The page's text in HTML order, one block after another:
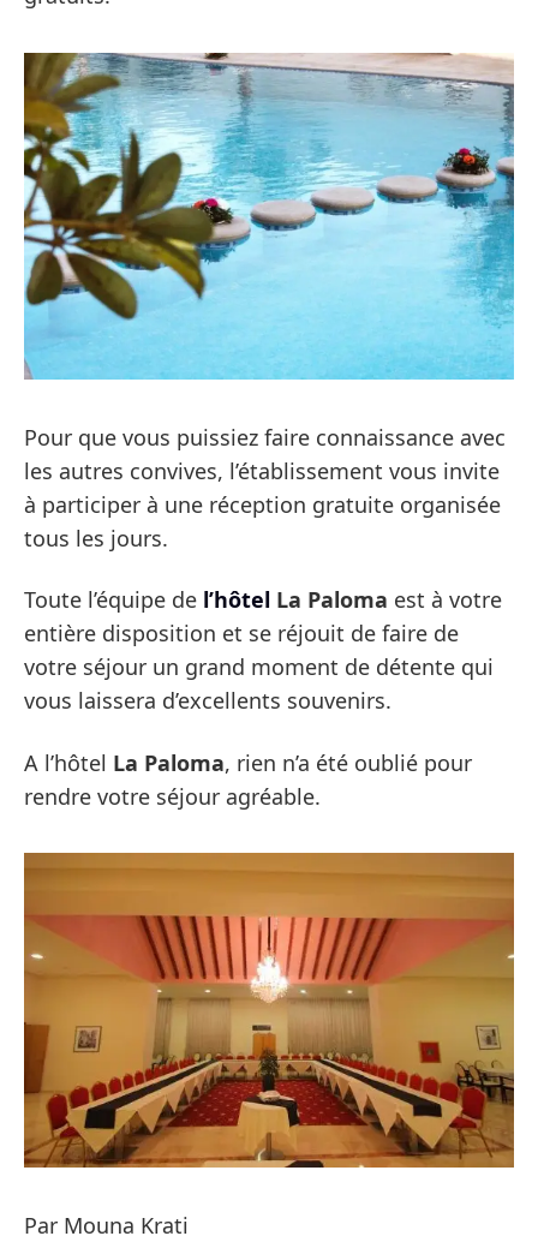
Pour que vous puissiez faire connaissance avec
les autres convives, l’établissement vous invite
à participer à une réception gratuite organisée
tous les jours.
Toute l’équipe de l’hôtel La Paloma est à votre
entière disposition et se réjouit de faire de
votre séjour un grand moment de détente qui
vous laissera d’excellents souvenirs.
A l’hôtel La Paloma, rien n’a été oublié pour
rendre votre séjour agréable.
Par Mouna Krati